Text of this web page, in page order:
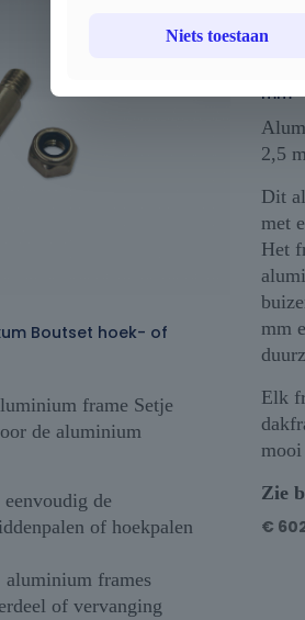
Boutset hoek- of
frame Setje
de aluminium
de
of hoekpalen
frames
of vervanging
mm
2,5
Dit
met
Het
mm
Elk
Zie
€
Niets toestaan